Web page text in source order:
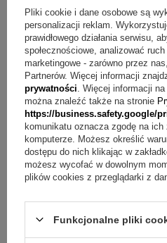
Pytanie:
Jak wykonywany
Odpowiedź:Nadruk na
innowacyjną metodą UV, z
wydruku światłem UV.
Pytanie:
Jakie możliwości
Odpowiedź:Na wieku można
tekst, grafika lub zdjęcie, bez
Pytanie: Czy haft krzyża na
Odpowiedź:
Haft jest już
krzyża, nie zmieniamy tego.
Pytanie:Jak wybrać inny
Pliki cookie i dane osobowe są
personalizacji reklam.
prawidłowego działania serwisu,
społecznościowe, analizować
marketingowe - zarówno przez
Partnerów. Więcej informacji
prywatności . Więcej informacji
można znaleźć także na stronie
https://business.safety.google/
komunikatu oznacza zgodę na ich
komputerze. Możesz określić
dostępu do nich klikając w
możesz wycofać w dowolnym
plików cookies z przeglądarki z
Funkcjonalne pliki